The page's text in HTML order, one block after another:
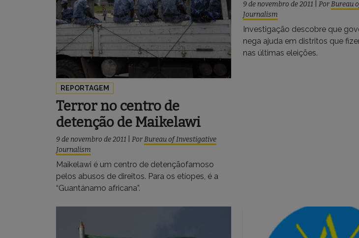
REPORTAGEM
Terror no centro de
detenção de Maikelawi
9 de novembro de 2011 PorBureau of Investigative
Journalism
Maikelawi é um centro de detençãofamoso
pelos abusos de direitos. Para os etíopes, é a
“Guantánamo africana”.
9 de novembro de 2011 PorBureau
Journalism
Investigação descobre que
nega ajuda em distritos que
nas últimas eleições.